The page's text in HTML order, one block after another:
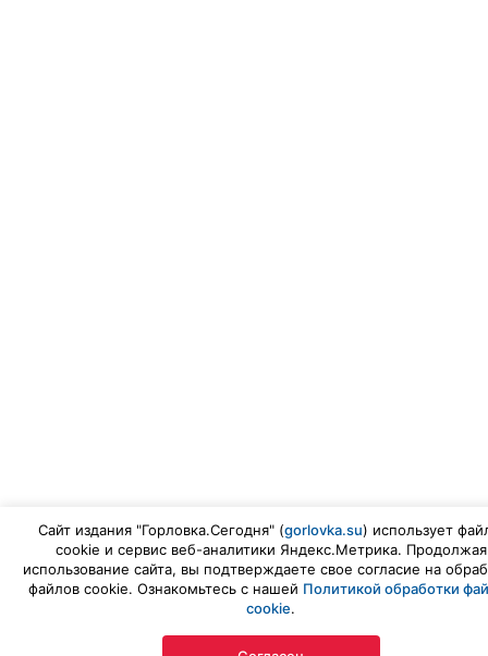
Сайт издания "Горловка.Сегодня" (gorlovka.su) использует
cookie и сервис веб-аналитики Яндекс.Метрика. Продолжая
использование сайта, вы подтверждаете свое согласие на
файлов cookie. Ознакомьтесь с нашей Политикой обработки
cookie.